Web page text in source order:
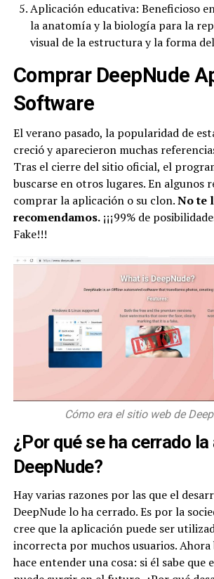
Aplicación educativa: Beneficioso
la anatomía y la biología para la
visual de la estructura y la forma
Comprar DeepNude
Software
El verano pasado, la popularidad de
creció y aparecieron muchas
Tras el cierre del sitio oficial, el
buscarse en otros lugares. En algunos
comprar la aplicación o su clon.No te
recomendamos.¡¡¡99% de
Fake!!!
Cómo era el sitio web de
¿Por qué se ha cerrado
DeepNude?
Hay varias razones por las que el
DeepNude lo ha cerrado. Es por la
cree que la aplicación puede ser
incorrecta por muchos usuarios. Ahora
hace entender una cosa: si él sabe que